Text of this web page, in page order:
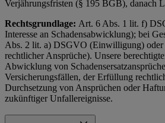
Verjährungsfristen (§ 195 BGB), danach
Rechtsgrundlage: Art. 6 Abs. 1 lit. f)
Interesse an Schadensabwicklung); bei
Abs. 2 lit. a) DSGVO (Einwilligung) oder
rechtlicher Ansprüche). Unsere
Abwicklung von
Versicherungsfällen, der Erfüllung
Durchsetzung von Ansprüchen oder
zukünftiger Unfallereignisse.